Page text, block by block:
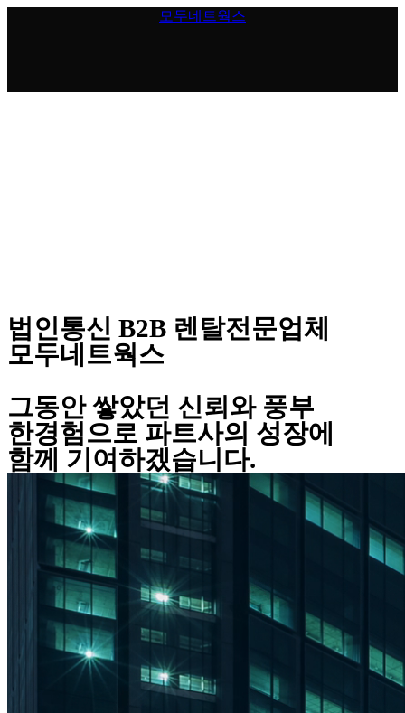
모두네트웍스
법인통신 B2B 렌탈전문업체
모두네트웍스
그동안 쌓았던 신뢰와 풍부
한경험으로 파트사의 성장에
함께 기여하겠습니다.